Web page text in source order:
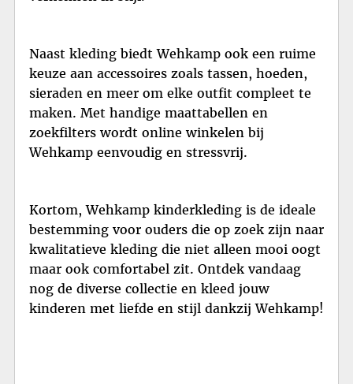
Naast kleding biedt Wehkamp ook een ruime
keuze aan accessoires zoals tassen, hoeden,
sieraden en meer om elke outfit compleet te
maken. Met handige maattabellen en
zoekfilters wordt online winkelen bij
Wehkamp eenvoudig en stressvrij.
Kortom, Wehkamp kinderkleding is de ideale
bestemming voor ouders die op zoek zijn naar
kwalitatieve kleding die niet alleen mooi oogt
maar ook comfortabel zit. Ontdek vandaag
nog de diverse collectie en kleed jouw
kinderen met liefde en stijl dankzij Wehkamp!